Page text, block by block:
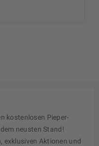
kostenlosen Pieper-
neusten Stand!
exklusiven Aktionen und